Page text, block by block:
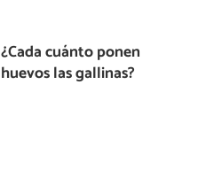
¿Cada cuánto ponen
huevos las gallinas?